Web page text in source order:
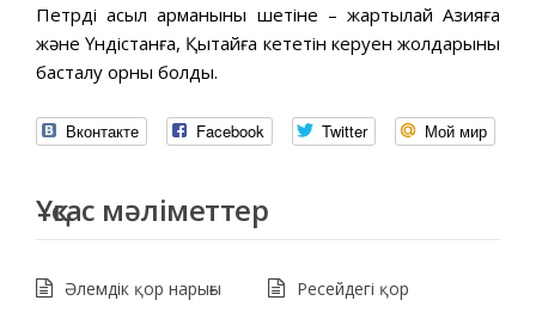
Петрдің асыл арманының шетіне – жартылай Азияға
және Үндістанға, Қытайға кететін керуен жолдарының
басталу орны болды.
Вконтакте Facebook Twitter Мой мир
Ұқсас мәліметтер
Әлемдік қор нарығы
Ресейдегі қор